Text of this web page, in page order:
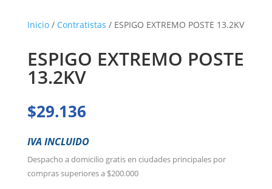
Inicio/ Contratistas / ESPIGO EXTREMO POSTE 13.2KV
ESPIGO EXTREMO POSTE
13.2KV
$29.136
IVA INCLUIDO
Despacho a domicilio gratis en ciudades principales por
compras superiores a $200.000